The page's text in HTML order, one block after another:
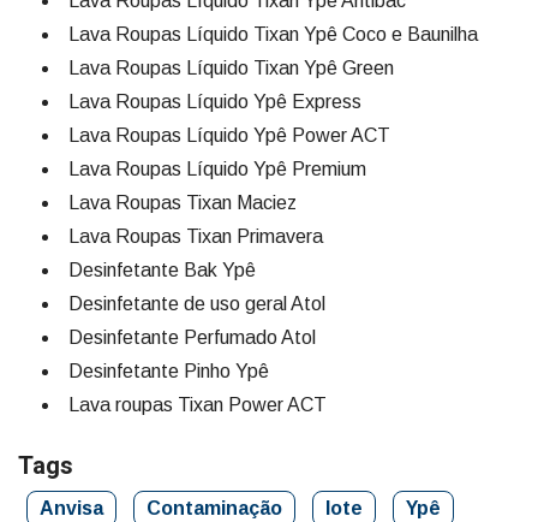
Lava Roupas Líquido Tixan Ypê Coco e Baunilha
Lava Roupas Líquido Tixan Ypê Green
Lava Roupas Líquido Ypê Express
Lava Roupas Líquido Ypê Power ACT
Lava Roupas Líquido Ypê Premium
Lava Roupas Tixan Maciez
Lava Roupas Tixan Primavera
Desinfetante Bak Ypê
Desinfetante de uso geral Atol
Desinfetante Perfumado Atol
Desinfetante Pinho Ypê
Lava roupas Tixan Power ACT
Tags
Anvisa Contaminação lote Ypê